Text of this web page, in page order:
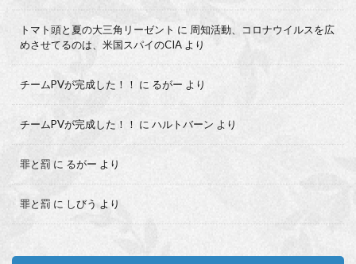
トマト頭と夏の大三角リーゼント に 周知活動、コロナウイルスを広
めさせてるのは、米国スパイのCIA より
チームPVが完成した！！ に るがー より
チームPVが完成した！！ に ハルトバーン より
罪と罰 に るがー より
罪と罰 に しびう より